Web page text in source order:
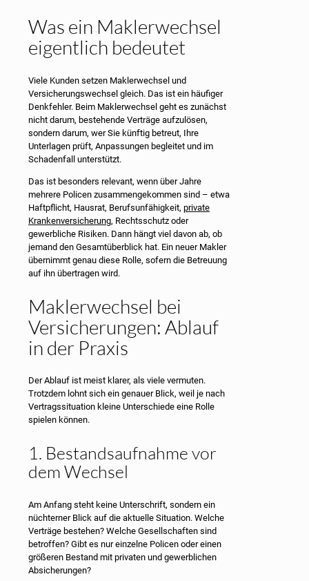
Was ein Maklerwechsel
eigentlich bedeutet
Viele Kunden setzen Maklerwechsel und
Versicherungswechsel gleich. Das ist ein häufiger
Denkfehler. Beim Maklerwechsel geht es zunächst
nicht darum, bestehende Verträge aufzulösen,
sondern darum, wer Sie künftig betreut, Ihre
Unterlagen prüft, Anpassungen begleitet und im
Schadenfall unterstützt.
Das ist besonders relevant, wenn über Jahre
mehrere Policen zusammengekommen sind – etwa
Haftpflicht, Hausrat, Berufsunfähigkeit, private
Krankenversicherung, Rechtsschutz oder
gewerbliche Risiken. Dann hängt viel davon ab, ob
jemand den Gesamtüberblick hat. Ein neuer Makler
übernimmt genau diese Rolle, sofern die Betreuung
auf ihn übertragen wird.
Maklerwechsel bei
Versicherungen: Ablauf
in der Praxis
Der Ablauf ist meist klarer, als viele vermuten.
Trotzdem lohnt sich ein genauer Blick, weil je nach
Vertragssituation kleine Unterschiede eine Rolle
spielen können.
1. Bestandsaufnahme vor
dem Wechsel
Am Anfang steht keine Unterschrift, sondern ein
nüchterner Blick auf die aktuelle Situation. Welche
Verträge bestehen? Welche Gesellschaften sind
betroffen? Gibt es nur einzelne Policen oder einen
größeren Bestand mit privaten und gewerblichen
Absicherungen?